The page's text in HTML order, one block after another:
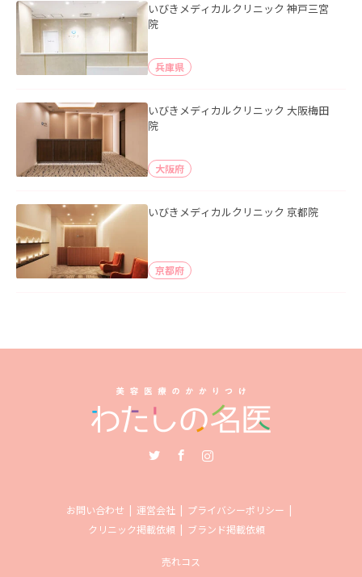
いびきメディカルクリニック 神戸三宮
院
兵庫県
いびきメディカルクリニック 大阪梅田
院
大阪府
いびきメディカルクリニック 京都院
京都府
お問い合わせ 運営会社
プライバシーポリシー
クリニック掲載依頼
ブランド掲載依頼
売れコス